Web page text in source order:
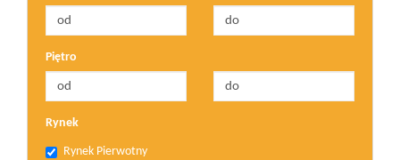
Piętro
Rynek
Rynek Pierwotny